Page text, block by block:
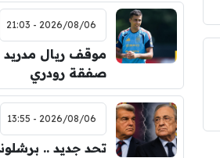
2026/08/06 - 21:03
موقف ريال مدريد
صفقة رودري
2026/08/06 - 13:55
تحد جديد ..